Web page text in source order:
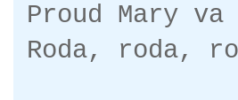
Proud Mary
Roda, roda,